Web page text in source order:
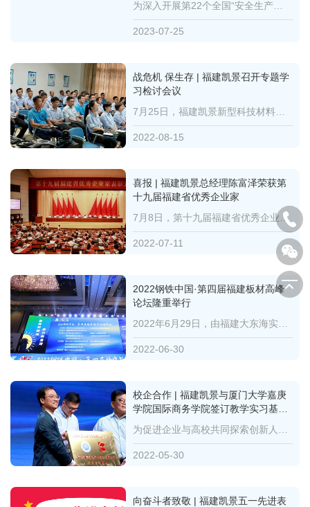
2023-07-25
战危机 保生存 | 福建凯景召开专题学
习检讨会议
2022-08-15
喜报 | 福建凯景总经理陈富泽荣获第
十九届福建省优秀企业家
7月8日，第十九届福建省优秀企业家表彰大会在福州召开，福建凯景新型科技材料有限公司总经理陈富泽荣获“...
2022-07-11
2022钢铁中国·第四届福建板材高峰
论坛隆重举行
2022-06-30
校企合作 | 福建凯景与厦门大学嘉庚
学院国际商务学院签订教学实习基地
合作协议
2022-05-30
向奋斗者致敬 | 福建凯景五一先进表